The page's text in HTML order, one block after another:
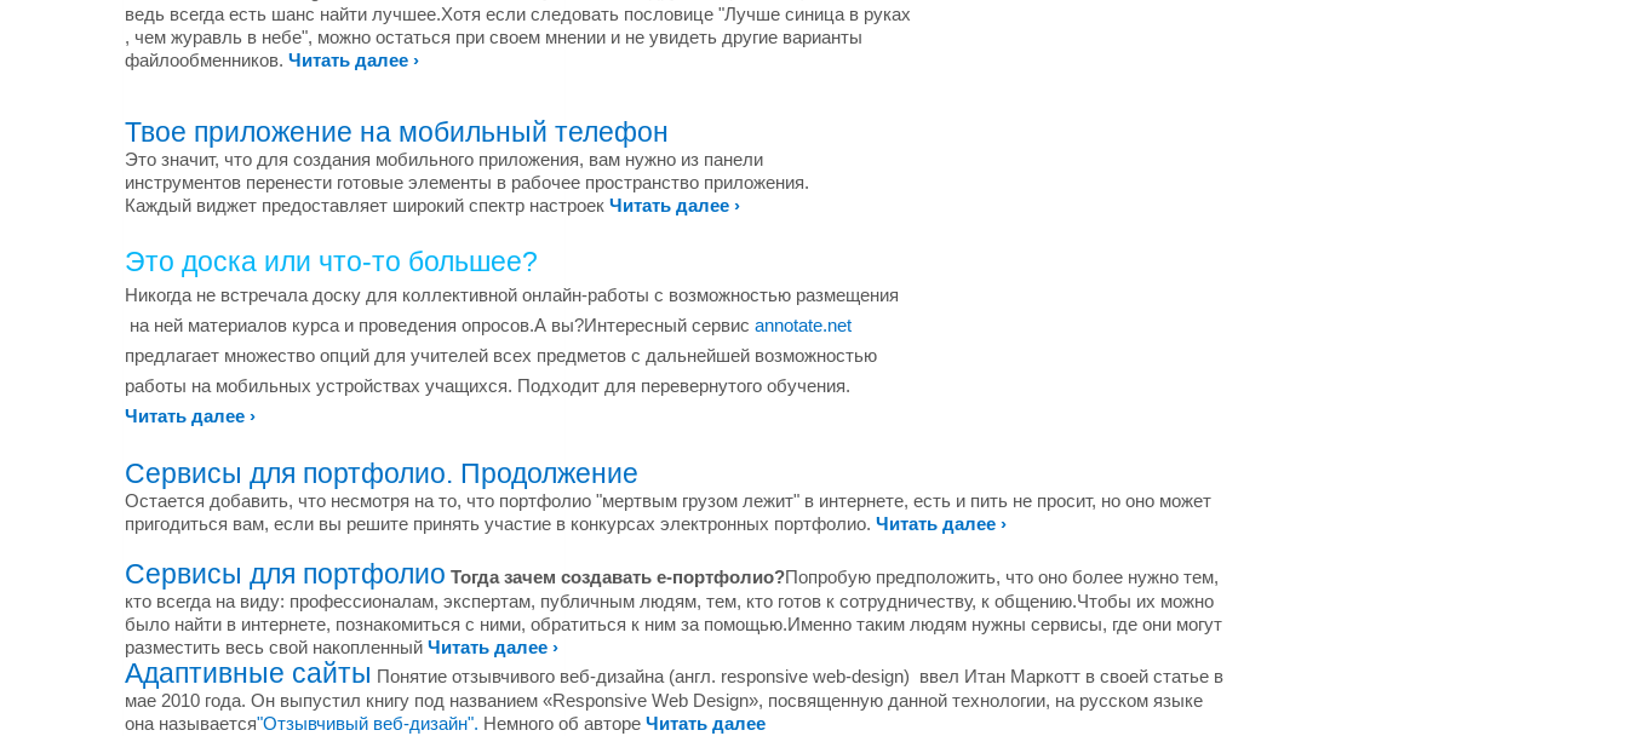
ведь всегда есть шанс найти лучшее.Хотя если следовать пословице "Лучше синица в руках
, чем журавль в небе", можно остаться при своем мнении и не увидеть другие варианты
файлообменников. Читать далее ›
Твое приложение на мобильный телефон
Это значит, что для создания мобильного приложения, вам нужно из панели
инструментов перенести готовые элементы в рабочее пространство приложения.
Каждый виджет предоставляет широкий спектр настроек Читать далее ›
Это доска или что-то большее?
Никогда не встречала доску для коллективной онлайн-работы с возможностью размещения
на ней материалов курса и проведения опросов.А вы?Интересный сервисannotate.net
предлагает множество опций для учителей всех предметов с дальнейшей возможностью
работы на мобильных устройствах учащихся. Подходит для перевернутого обучения.
Читать далее ›
Сервисы для портфолио. Продолжение
Остается добавить, что несмотря на то, что портфолио "мертвым грузом лежит" в интернете, есть и пить не просит, но оно может
пригодиться вам, если вы решите принять участие в конкурсах электронных портфолио. Читать далее ›
Сервисы для портфолио Тогда зачем создавать е-портфолио?Попробую предположить, что оно более нужно тем,
кто всегда на виду: профессионалам, экспертам, публичным людям, тем, кто готов к сотрудничеству, к общению.Чтобы их можно
было найти в интернете, познакомиться с ними, обратиться к ним за помощью.Именно таким людям нужны сервисы, где они могут
разместить весь свой накопленный Читать далее ›
Адаптивные сайты Понятие отзывчивого веб-дизайна (англ. responsive web-design) ввел Итан Маркотт в своей статье в
мае 2010 года. Он выпустил книгу под названием «Responsive Web Design», посвященную данной технологии, на русском языке
она называется"Отзывчивый веб-дизайн". Немного об автореЧитать далее